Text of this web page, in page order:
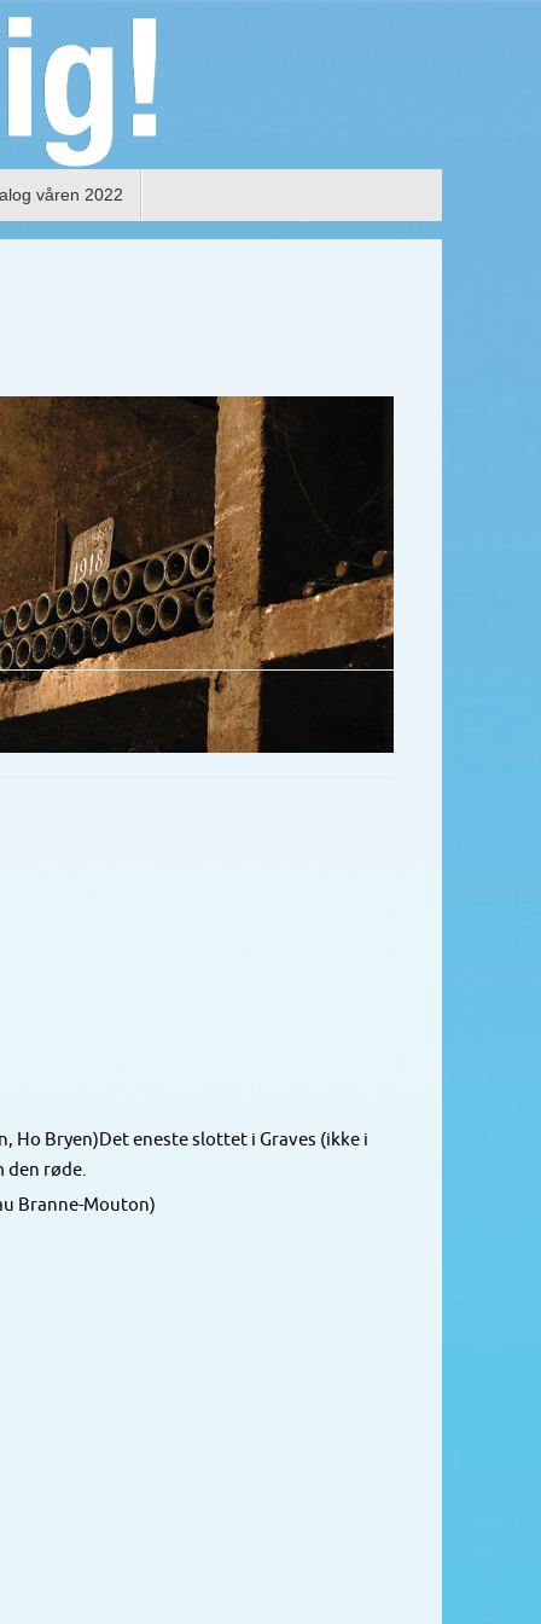
våren 2022
Ho Bryen)Det eneste slottet i Graves (ikke i
den røde.
Branne-Mouton)